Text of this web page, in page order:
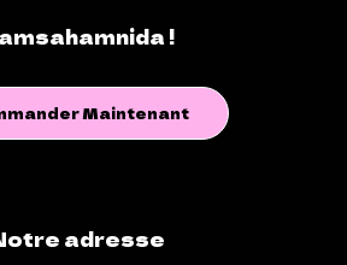
!
Maintenant
adresse